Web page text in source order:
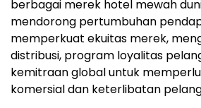
berbagai merek hotel mewah
mendorong pertumbuhan
memperkuat ekuitas merek,
distribusi, program loyalitas
kemitraan global untuk
komersial dan keterlibatan